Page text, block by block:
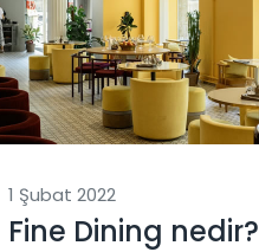
1 Şubat 2022
Fine Dining nedir?